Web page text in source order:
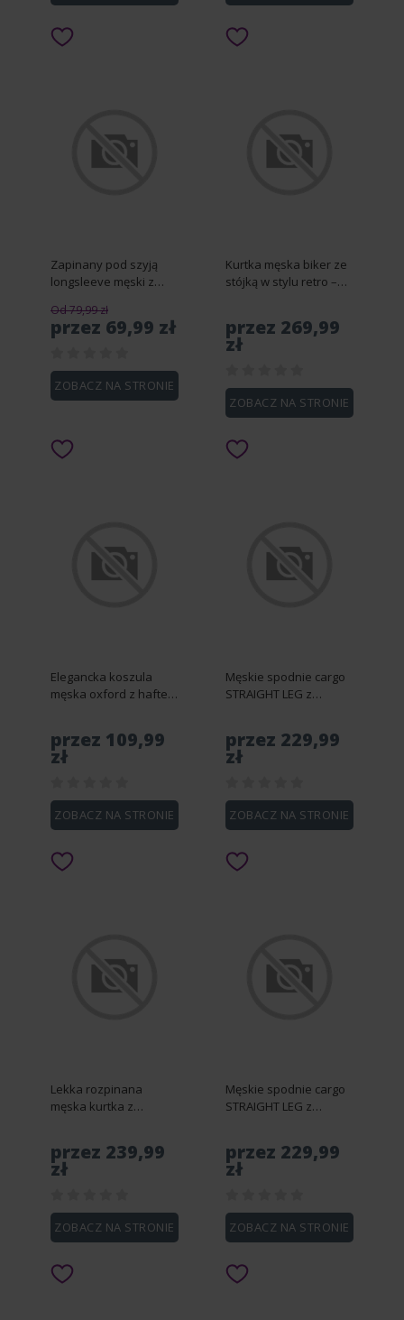
Zapinany pod szyją
longsleeve męski z
bordowy V2 OM-LSCL-
0120 - S
Od 79,99 zł
przez 69,99 zł
ZOBACZ NA STRONIE
Kurtka męska biker ze
stójką w stylu retro –
przez 269,99
zł
ZOBACZ NA STRONIE
Elegancka koszula
męska oxford z haftem
SHOS-0173 - M
przez 109,99
zł
ZOBACZ NA STRONIE
Męskie spodnie cargo
STRAIGHT LEG z
OM-PACG-0196 - XL
przez 229,99
zł
ZOBACZ NA STRONIE
Lekka rozpinana
męska kurtka z
0193 - XXL
przez 239,99
zł
ZOBACZ NA STRONIE
Męskie spodnie cargo
STRAIGHT LEG z
OM-PACG-0196 - S
przez 229,99
zł
ZOBACZ NA STRONIE